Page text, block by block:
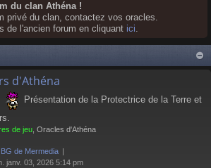
du clan Athéna !
privé du clan, contactez vos oracles.
de l'ancien forum en cliquant ici.
d'Athéna
Présentation de la Protectrice de la Terre et
de jeu Oracles d'Athéna
BG de Mermedia
janv. 03, 2026 5:14 pm